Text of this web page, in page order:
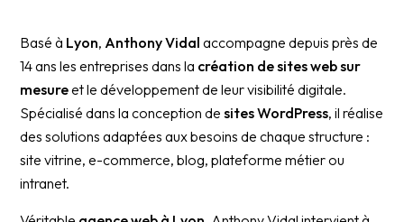
Basé à Lyon, Anthony Vidal accompagne depuis près de
14 ans les entreprises dans la création de sites web sur
mesureet le développement de leur visibilité digitale.
Spécialisé dans la conception desites WordPress, il réalise
des solutions adaptées aux besoins de chaque structure :
site vitrine, e-commerce, blog, plateforme métier ou
intranet.